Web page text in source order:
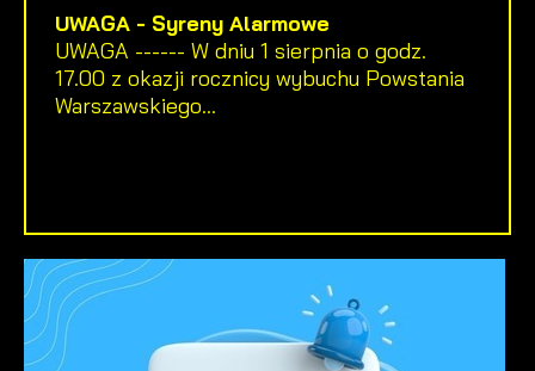
UWAGA - Syreny Alarmowe
UWAGA ------ W dniu 1 sierpnia o godz.
17.00 z okazji rocznicy wybuchu Powstania
Warszawskiego...